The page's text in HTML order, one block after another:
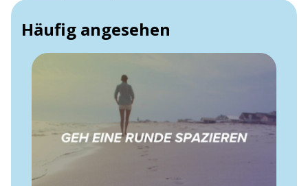
Häufig angesehen